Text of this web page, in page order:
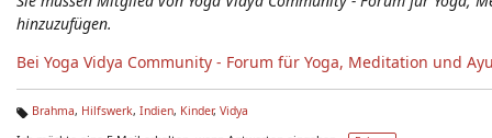
hinzuzufügen.
Bei Yoga Vidya Community - Forum für Yoga, Meditation und
Brahma, Hilfswerk, Indien, Kinder, Vidya